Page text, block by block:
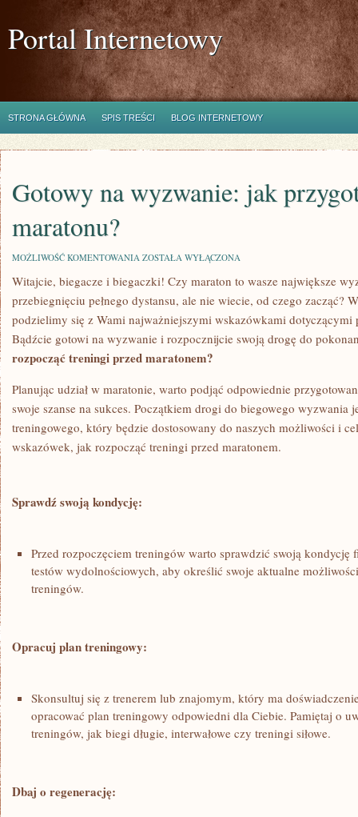
Portal Internetowy
STRONA GŁÓWNA SPIS TREŚCI BLOG INTERNETOWY
Gotowy na wyzwanie: jak
maratonu?
MOŻLIWOŚĆ KOMENTOWANIA GOTOWY
WYZWANIE:
PRZYGOTOWAĆ
SIĘ
DO
MARATONU?
ZOSTAŁA WYŁĄCZONA
Witajcie, biegacze i biegaczki! Czy maraton to wasze największe
przebiegnięciu pełnego dystansu, ale nie wiecie, od czego zacząć?
podzielimy się z Wami‍ najważniejszymi wskazówkami⁣ dotyczącymi
Bądźcie ⁢gotowi na⁤ wyzwanie i rozpocznijcie swoją drogę do
rozpocząć treningi przed maratonem?
Planując udział w maratonie, warto podjąć⁢ odpowiednie
swoje szanse na sukces. Początkiem drogi do biegowego wyzwania
treningowego, który będzie dostosowany do naszych ⁣możliwości ‌i
wskazówek,​ jak rozpocząć treningi przed maratonem.
Sprawdź⁢ swoją kondycję:
Przed⁢ rozpoczęciem treningów warto sprawdzić ​swoją kondycję
testów wydolnościowych, aby ⁤określić swoje aktualne
treningów.
Opracuj plan treningowy:
Skonsultuj ⁢się ‍z trenerem lub znajomym,⁤ który ma
opracować plan treningowy odpowiedni dla Ciebie.‌ Pamiętaj o
treningów, jak biegi długie, interwałowe czy treningi siłowe.
Dbaj o regenerację: